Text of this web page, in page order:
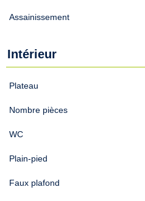
Assainissement
Intérieur
Plateau
Nombre pièces
WC
Plain-pied
Faux plafond